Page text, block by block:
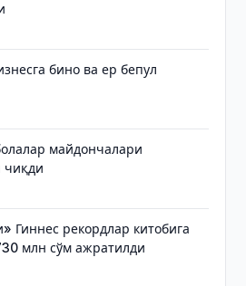
бино ва ер бепул
майдончалари
чиқди
Гиннес рекордлар китобига
млн сўм ажратилди